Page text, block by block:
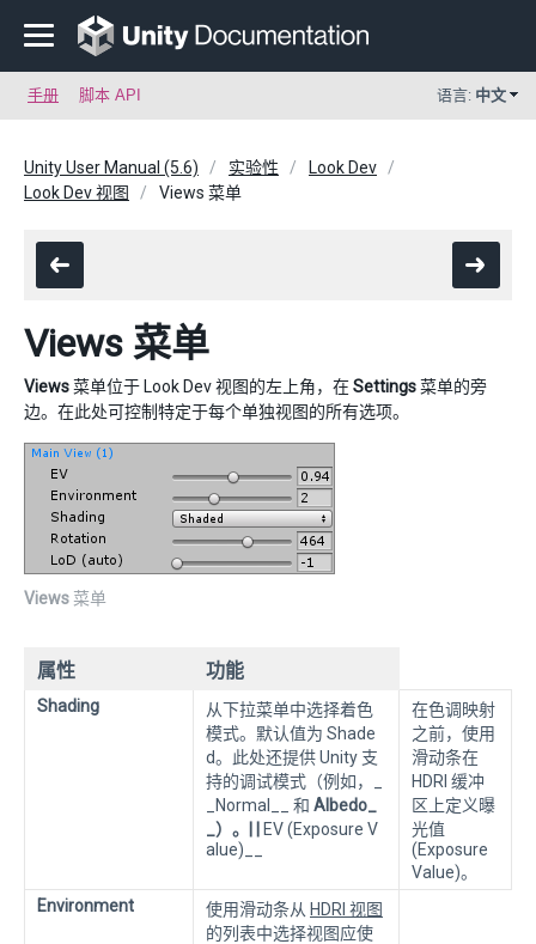
手册 脚本 API 语言: 中文
Unity User Manual (5.6) 实验性
Look Dev
Look Dev 视图
Views 菜单
Views 菜单
Views菜单位于 Look Dev 视图的左上角，在Settings菜单的旁
边。在此处可控制特定于每个单独视图的所有选项。
Views 菜单
属性 功能
Shading
从下拉菜单中选择着色
模式。默认值为 Shade
d。此处还提供 Unity 支
持的调试模式（例如，_
_Normal__ 和 Albedo_
_）。| |
EV (Exposure V
alue)__
在色调映射
之前，使用
滑动条在
HDRI 缓冲
区上定义曝
光值
(Exposure
Value)。
Environment
使用滑动条从 HDRI 视图
的列表中选择视图应使